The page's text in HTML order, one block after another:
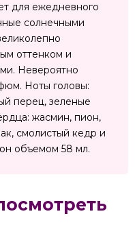
для ежедневного
солнечными
оттенком и
Невероятно
Ноты головы:
перец, зеленые
жасмин, пион,
смолистый кедр и
объемом 58 мл.